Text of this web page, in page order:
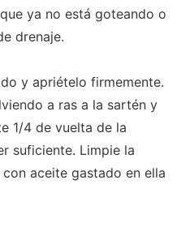
ya no está goteando o
drenaje.
y apriételo firmemente.
a ras a la sartén y
1/4 de vuelta de la
suficiente. Limpie la
aceite gastado en ella